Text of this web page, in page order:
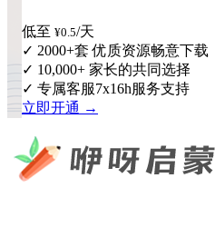
低至 ¥0.5/天
✓ 2000+套 优质资源畅意下载
✓ 10,000+ 家长的共同选择
✓ 专属客服7x16h服务支持
立即开通 →